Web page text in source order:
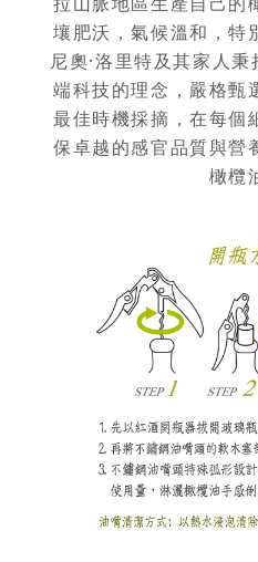
壤肥沃，氣候溫和，特
尼奧·洛里特及其家人
端科技的理念，嚴格甄
最佳時機採摘，在每個
保卓越的感官品質與營
橄欖